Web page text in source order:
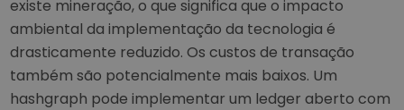
existe mineração, o que significa que o impacto
ambiental da implementação da tecnologia é
drasticamente reduzido. Os custos de transação
também são potencialmente mais baixos. Um
hashgraph pode implementar um ledger aberto com